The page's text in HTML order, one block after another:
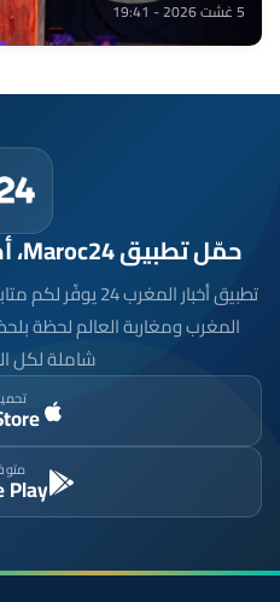
5 غشت 2026 - 19:41
حمّل تطبيق Maroc24، أخبار المغرب تصلك أولاً
تطبيق أخبار
المغرب ومغاربة العالم لحظة
شاملة لكل
Play